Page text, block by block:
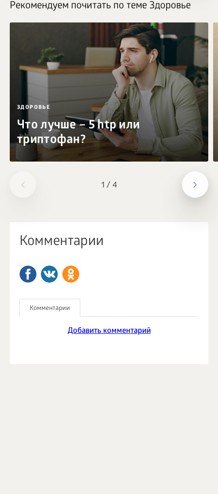
1 / 4
Рекомендуем почитать по теме Здоровье
ЗДОРОВЬЕ
Что лучше – 5 htp или
триптофан?
Комментарии
Комментарии
Добавить комментарий